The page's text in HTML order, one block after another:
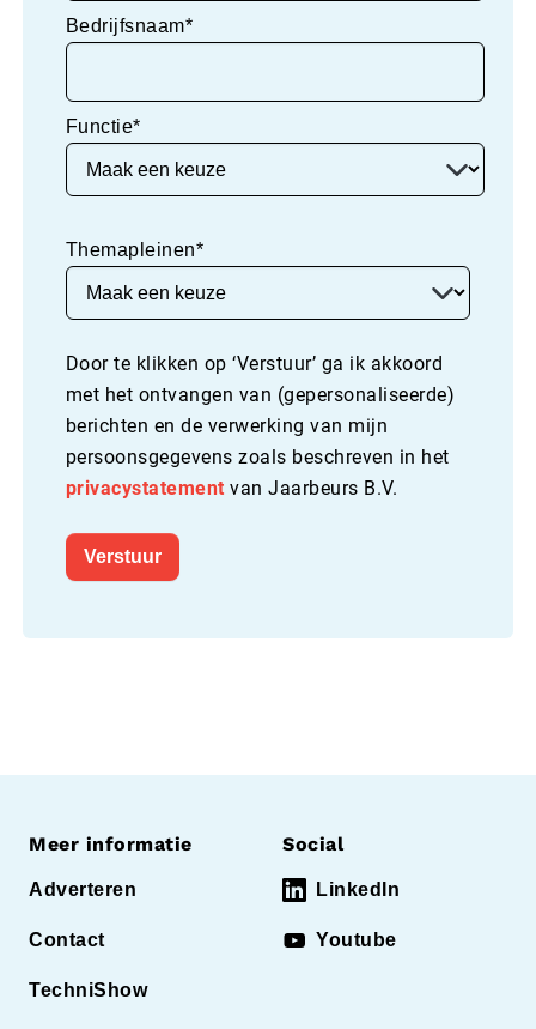
Bedrijfsnaam*
Functie*
Themapleinen*
Door te klikken op ‘Verstuur’ ga ik akkoord
met het ontvangen van (gepersonaliseerde)
berichten en de verwerking van mijn
persoonsgegevens zoals beschreven in het
privacystatementvan Jaarbeurs B.V.
Verstuur
Meer informatie
Adverteren
Contact
TechniShow
Social
LinkedIn
Youtube